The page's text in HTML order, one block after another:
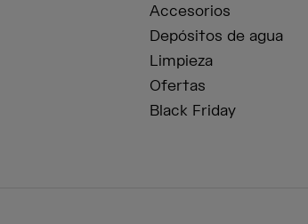
Accesorios
Depósitos de agua
Limpieza
Ofertas
Black Friday